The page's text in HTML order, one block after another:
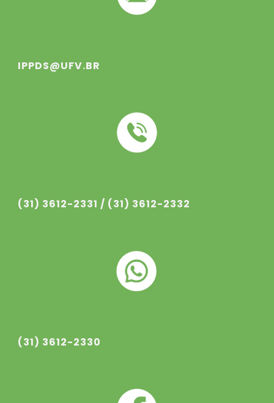
IPPDS@UFV.BR
(31) 3612-2331 / (31) 3612-2332
(31) 3612-2330